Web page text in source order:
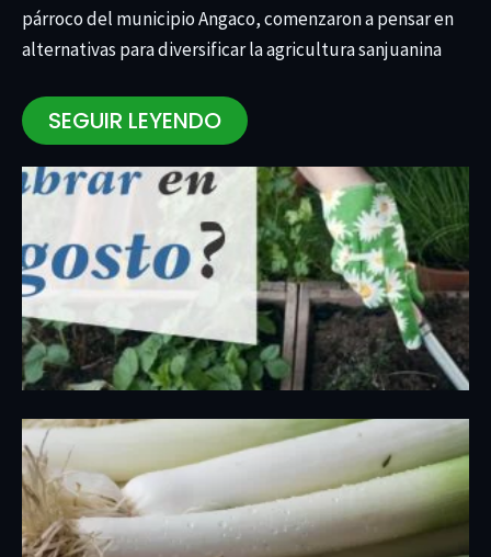
párroco del municipio Angaco, comenzaron a pensar en
alternativas para diversificar la agricultura sanjuanina
SEGUIR LEYENDO